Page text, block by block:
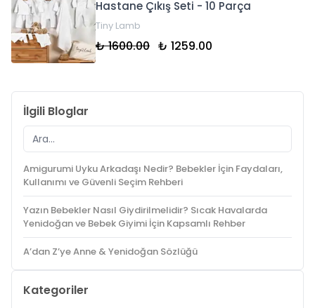
Hastane Çıkış Seti - 10 Parça
Tiny Lamb
₺ 1600.00 ₺ 1259.00
İlgili Bloglar
Amigurumi Uyku Arkadaşı Nedir? Bebekler İçin Faydaları,
Kullanımı ve Güvenli Seçim Rehberi
Yazın Bebekler Nasıl Giydirilmelidir? Sıcak Havalarda
Yenidoğan ve Bebek Giyimi İçin Kapsamlı Rehber
A’dan Z’ye Anne & Yenidoğan Sözlüğü
Kategoriler